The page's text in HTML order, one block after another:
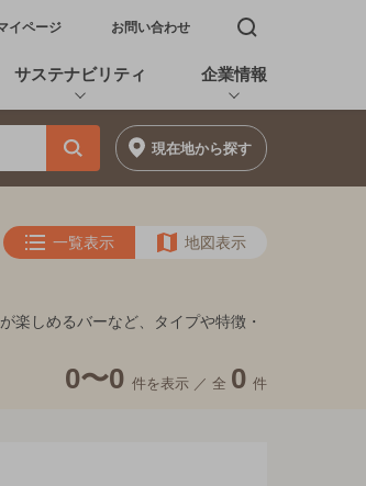
ンドウで開く
イページ お問い合わせ 検索窓を開く
サステナビリティ 企業情報
現在地から探す
一覧表示 地図表示
楽しめるバーなど、タイプや特徴・
0〜0 件を表示 ／ 全 0 件